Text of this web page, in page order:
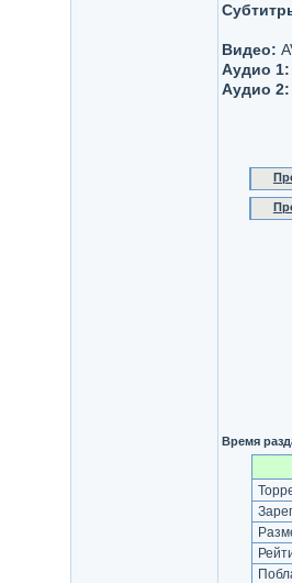
Видео:
Аудио 1:
Аудио 2:
Время